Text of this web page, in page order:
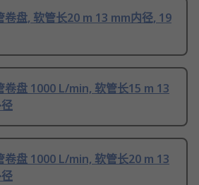
卷盘, 软管长20 m 13 mm内径, 19
卷盘 1000 L/min, 软管长15 m 13
卷盘 1000 L/min, 软管长20 m 13